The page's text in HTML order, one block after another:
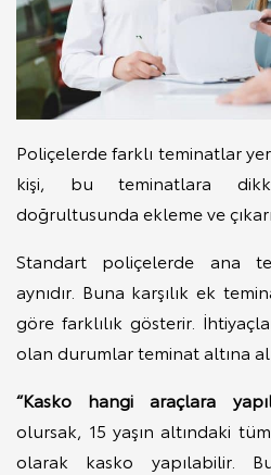
Poliçelerde farklı teminatlar
kişi, bu teminatlara
doğrultusunda ekleme ve
Standart poliçelerde ana
aynıdır. Buna karşılık ek
göre farklılık gösterir.
olan durumlar teminat altına
“Kasko hangi araçlara
olursak, 15 yaşın altındaki
olarak kasko yapılabilir.